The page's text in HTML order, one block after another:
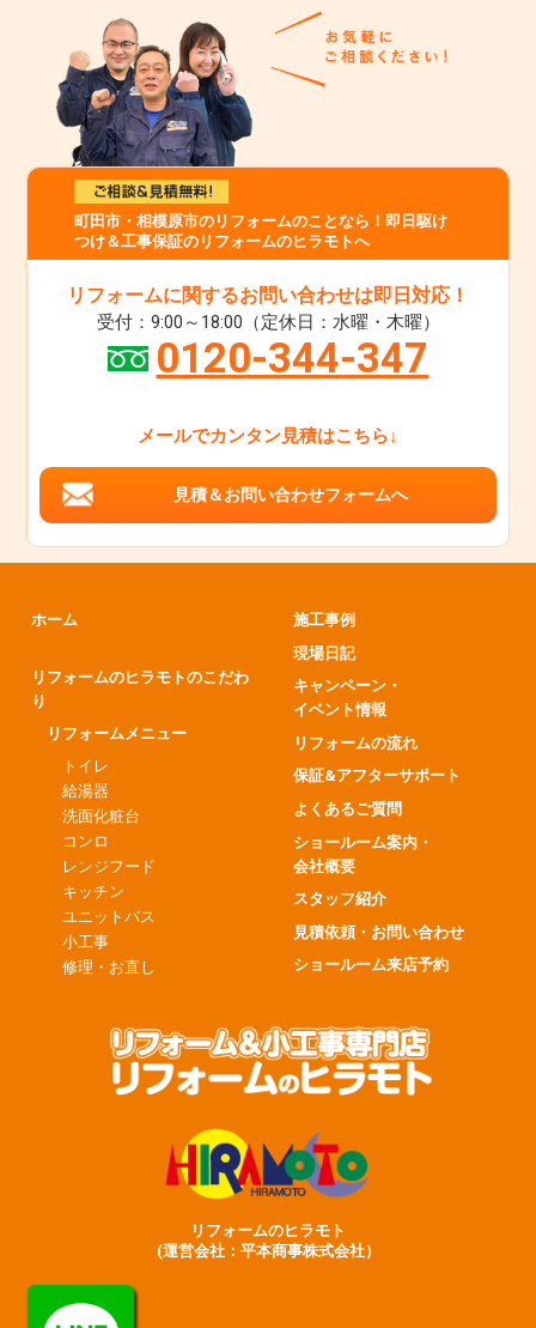
町田市・相模原市のリフォームのことなら！即日駆け
つけ＆工事保証のリフォームのヒラモトへ
リフォームに関するお問い合わせは即日対応！
受付：9:00～18:00（定休日：水曜・木曜）
0120-344-347
メールでカンタン見積はこちら↓
見積＆お問い合わせフォームへ
ホーム
リフォームのヒラモトのこだわ
り
リフォームメニュー
トイレ
給湯器
洗面化粧台
コンロ
レンジフード
キッチン
ユニットバス
小工事
修理・お直し
施工事例
現場日記
キャンペーン・
イベント情報
リフォームの流れ
保証&アフターサポート
よくあるご質問
ショールーム案内・
会社概要
スタッフ紹介
見積依頼・お問い合わせ
ショールーム来店予約
リフォームのヒラモト
(運営会社：平本商事株式会社）